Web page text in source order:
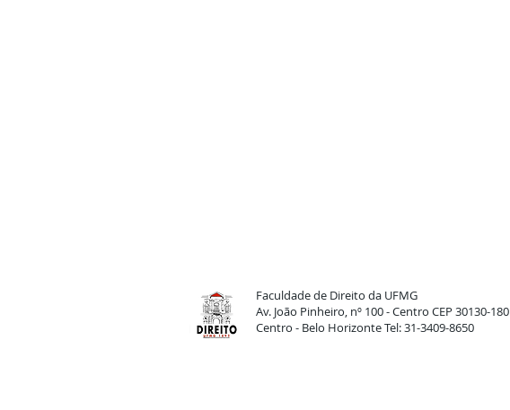
Faculdade de Direito da UFMG
Av. João Pinheiro, nº 100 - Centro CEP 30130-180
Centro - Belo Horizonte Tel: 31-3409-8650